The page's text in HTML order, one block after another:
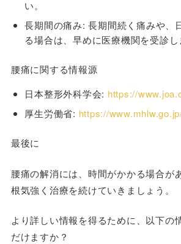
い。
長期間の痛み: 長期間続く痛みや、
る場合は、早めに医療機関を受診し
腰痛に関する情報源
日本整形外科学会: https://
厚生労働省: https://
最後に
腰痛の解消には、時間がかかる場合が
根気強く治療を続けていきましょう。
より詳しい情報を得るために、以下の
だけますか？